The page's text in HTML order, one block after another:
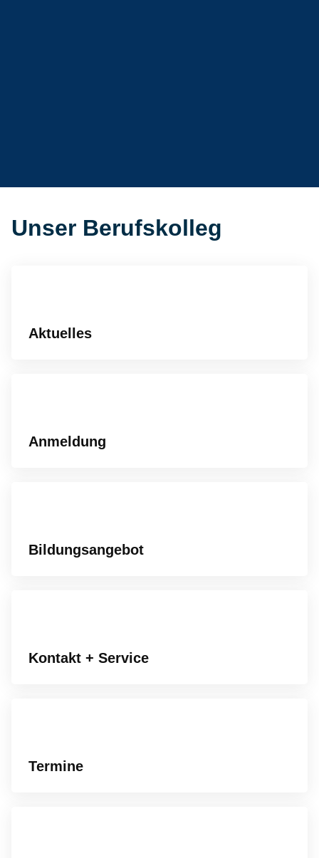
Unser Berufskolleg
Aktuelles
Anmeldung
Bildungsangebot
Kontakt + Service
Termine